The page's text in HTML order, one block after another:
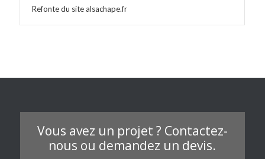
Refonte du site alsachape.fr
Vous avez un projet ? Contactez-
nous ou demandez un devis.